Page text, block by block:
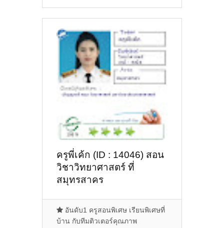
ครูพี่เค้ก (ID : 14046) สอน
วิชาวิทยาศาสตร์ ที่
สมุทรสาคร
อันดับ1 ครูสอนพิเศษ เรียนพิเศษที่
บ้าน กับทีมติวเตอร์คุณภาพ